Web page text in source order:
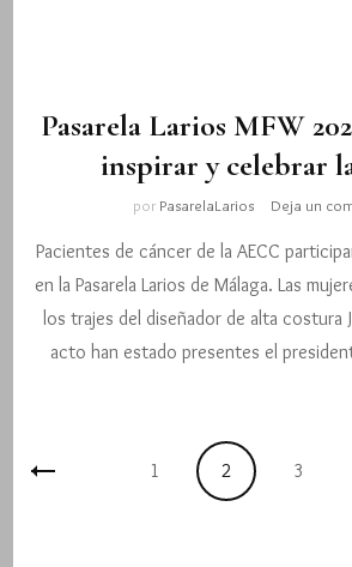
Pasarela Larios MFW
inspirar y celebrar
por PasarelaLarios Deja un
Pacientes de cáncer de la AECC
en la Pasarela Larios de Málaga. Las
los trajes del diseñador de alta costura
acto han estado presentes el
NavegaciónPágina
1 Página
2 Página
3